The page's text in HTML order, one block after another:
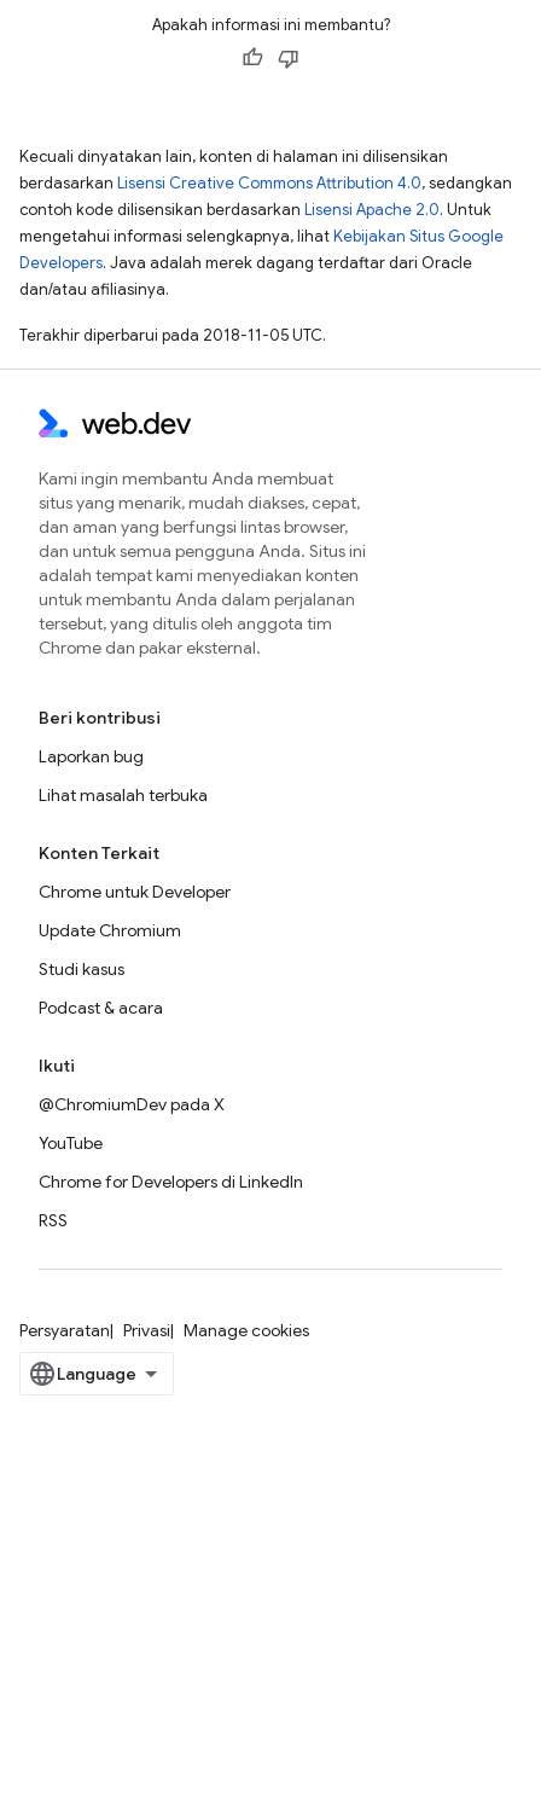
Apakah informasi ini membantu?
Kecuali dinyatakan lain, konten di halaman ini dilisensikan
berdasarkan Lisensi Creative Commons Attribution 4.0, sedangkan
contoh kode dilisensikan berdasarkan Lisensi Apache 2.0. Untuk
mengetahui informasi selengkapnya, lihatKebijakan Situs Google
Developers. Java adalah merek dagang terdaftar dari Oracle
dan/atau afiliasinya.
Terakhir diperbarui pada 2018-11-05 UTC.
Kami ingin membantu Anda membuat
situs yang menarik, mudah diakses, cepat,
dan aman yang berfungsi lintas browser,
dan untuk semua pengguna Anda. Situs ini
adalah tempat kami menyediakan konten
untuk membantu Anda dalam perjalanan
tersebut, yang ditulis oleh anggota tim
Chrome dan pakar eksternal.
Beri kontribusi
Laporkan bug
Lihat masalah terbuka
Konten Terkait
Chrome untuk Developer
Update Chromium
Studi kasus
Podcast & acara
Ikuti
@ChromiumDev pada X
YouTube
Chrome for Developers di LinkedIn
RSS
Persyaratan Privasi Manage cookies